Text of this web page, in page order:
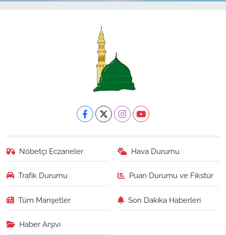
Nöbetçi Eczaneler Hava Durumu
Trafik Durumu Puan Durumu ve Fikstür
Tüm Manşetler Son Dakika Haberleri
Haber Arşivi